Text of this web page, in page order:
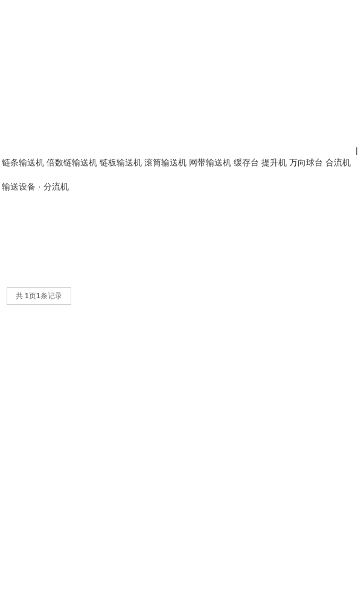
|
链条输送机 倍数链输送机 链板输送机 滚筒输送机 网带输送机 缓存台 提升机 万向球台 合流机
输送设备 · 分流机
共 1页1条记录